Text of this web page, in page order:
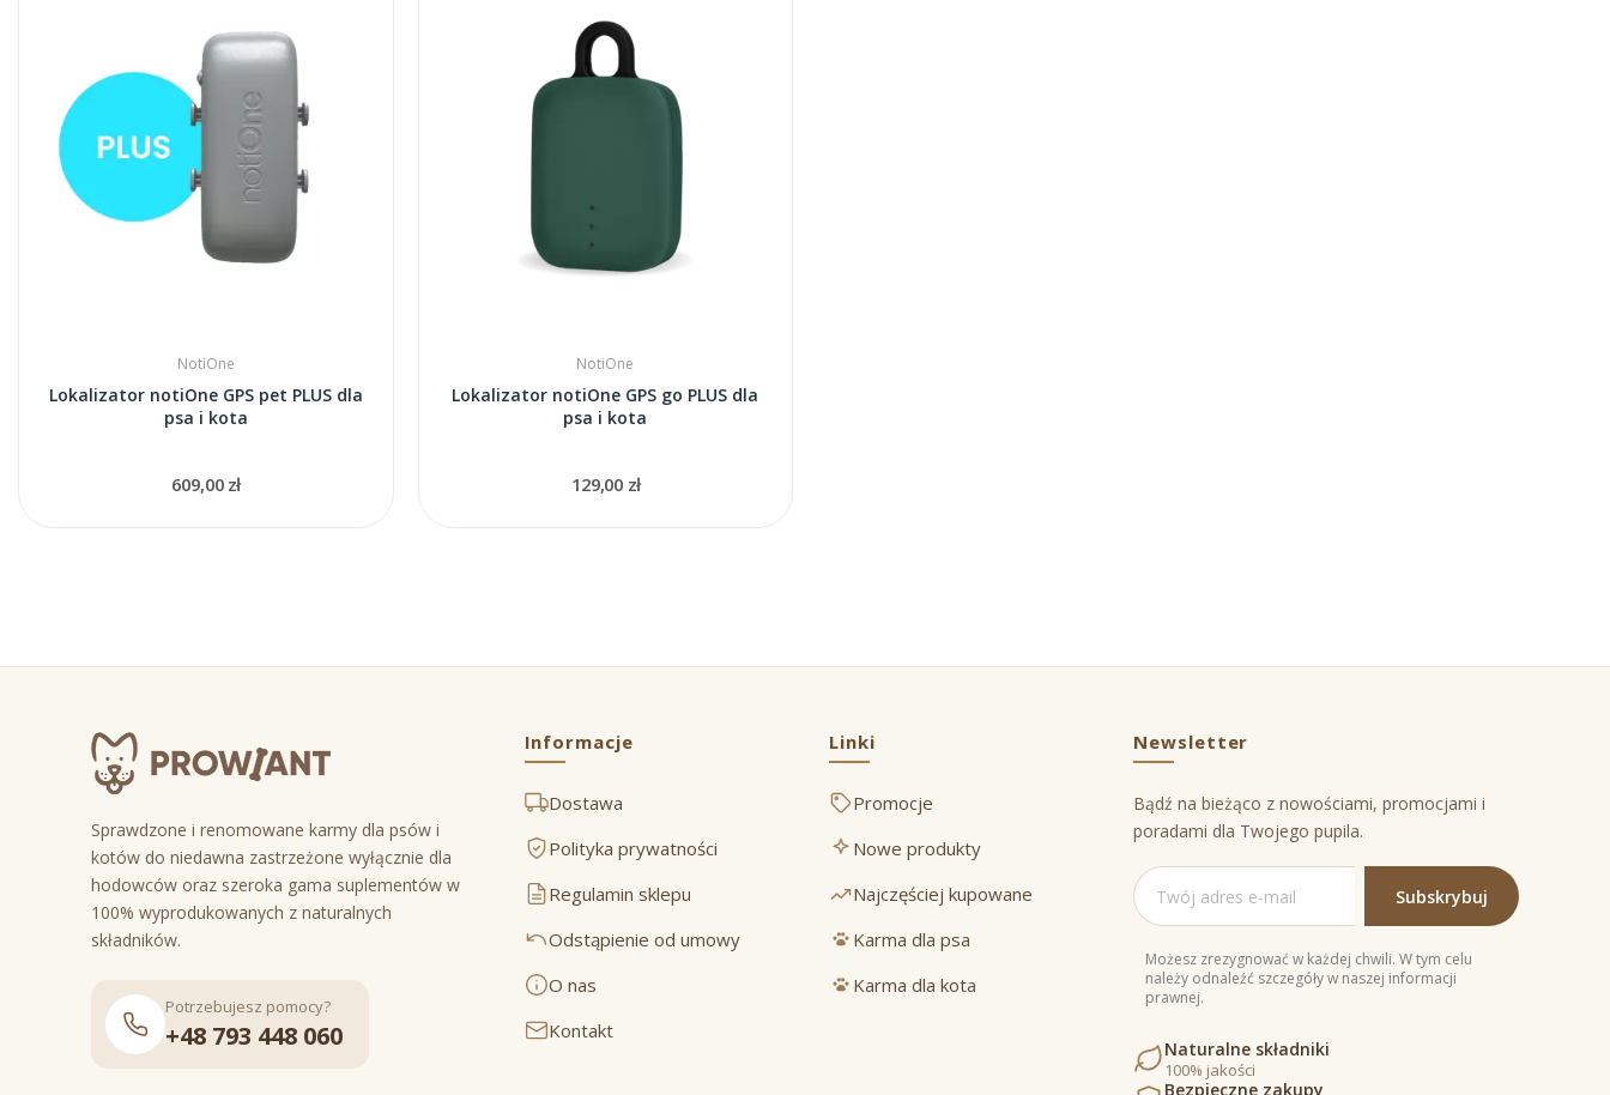
NotiOne
Lokalizator notiOne GPS pet PLUS dla
psa i kota
609,00 zł
NotiOne
Lokalizator notiOne GPS go PLUS dla
psa i kota
129,00 zł
Sprawdzone i renomowane karmy dla psów i
kotów do niedawna zastrzeżone wyłącznie dla
hodowców oraz szeroka gama suplementów w
100% wyprodukowanych z naturalnych
składników.
Potrzebujesz pomocy?
+48 793 448 060
Informacje
Dostawa
Polityka prywatności
Regulamin sklepu
Odstąpienie od umowy
O nas
Kontakt
Linki
Promocje
Nowe produkty
Najczęściej kupowane
Karma dla psa
Karma dla kota
Newsletter
Bądź na bieżąco z nowościami, promocjami i
poradami dla Twojego pupila.
Możesz zrezygnować w każdej chwili. W tym celu
należy odnaleźć szczegóły w naszej informacji
prawnej.
Naturalne składniki
100% jakości
Bezpieczne zakupy